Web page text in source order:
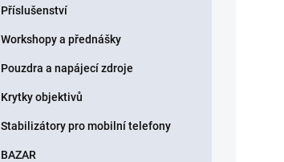
Příslušenství
Workshopy a přednášky
Pouzdra a napájecí zdroje
Krytky objektivů
Stabilizátory pro mobilní telefony
BAZAR